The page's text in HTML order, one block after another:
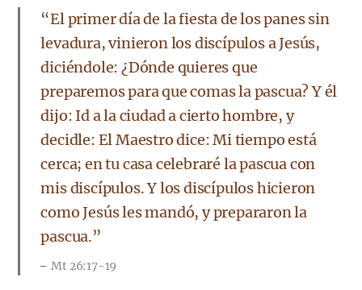
“El primer día de la fiesta de los panes sin
levadura, vinieron los discípulos a Jesús,
diciéndole: ¿Dónde quieres que
preparemos para que comas la pascua? Y él
dijo: Id a la ciudad a cierto hombre, y
decidle: El Maestro dice: Mi tiempo está
cerca; en tu casa celebraré la pascua con
mis discípulos. Y los discípulos hicieron
como Jesús les mandó, y prepararon la
pascua.”
Mt 26:17-19